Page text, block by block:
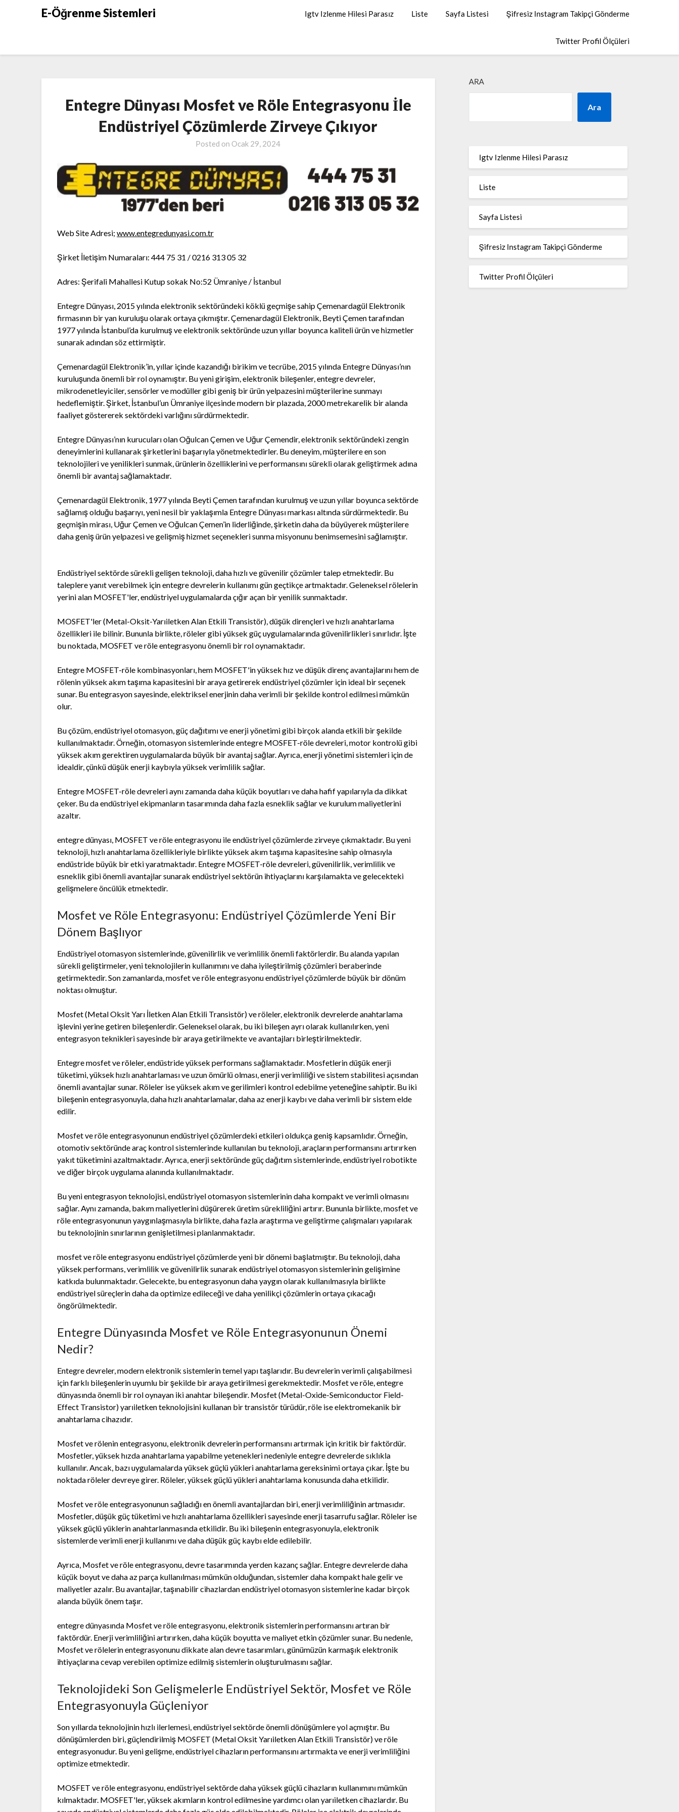
E-Öğrenme Sistemleri Igtv Izlenme Hilesi Parasız Liste Sayfa Listesi Şifresiz Instagram Takipçi Gönderme
Twitter Profil Ölçüleri
Entegre Dünyası Mosfet ve Röle Entegrasyonu İle
Endüstriyel Çözümlerde Zirveye Çıkıyor
Posted on Ocak 29, 2024
Web Site Adresi;www.entegredunyasi.com.tr
Şirket İletişim Numaraları: 444 75 31 / 0216 313 05 32
Adres: Şerifali Mahallesi Kutup sokak No:52 Ümraniye / İstanbul
Entegre Dünyası, 2015 yılında elektronik sektöründeki köklü geçmişe sahip Çemenardagül Elektronik
firmasının bir yan kuruluşu olarak ortaya çıkmıştır. Çemenardagül Elektronik, Beyti Çemen tarafından
1977 yılında İstanbul’da kurulmuş ve elektronik sektöründe uzun yıllar boyunca kaliteli ürün ve hizmetler
sunarak adından söz ettirmiştir.
Çemenardagül Elektronik’in, yıllar içinde kazandığı birikim ve tecrübe, 2015 yılında Entegre Dünyası’nın
kuruluşunda önemli bir rol oynamıştır. Bu yeni girişim, elektronik bileşenler, entegre devreler,
mikrodenetleyiciler, sensörler ve modüller gibi geniş bir ürün yelpazesini müşterilerine sunmayı
hedeflemiştir. Şirket, İstanbul’un Ümraniye ilçesinde modern bir plazada, 2000 metrekarelik bir alanda
faaliyet göstererek sektördeki varlığını sürdürmektedir.
Entegre Dünyası’nın kurucuları olan Oğulcan Çemen ve Uğur Çemendir, elektronik sektöründeki zengin
deneyimlerini kullanarak şirketlerini başarıyla yönetmektedirler. Bu deneyim, müşterilere en son
teknolojileri ve yenilikleri sunmak, ürünlerin özelliklerini ve performansını sürekli olarak geliştirmek adına
önemli bir avantaj sağlamaktadır.
Çemenardagül Elektronik, 1977 yılında Beyti Çemen tarafından kurulmuş ve uzun yıllar boyunca sektörde
sağlamış olduğu başarıyı, yeni nesil bir yaklaşımla Entegre Dünyası markası altında sürdürmektedir. Bu
geçmişin mirası, Uğur Çemen ve Oğulcan Çemen’in liderliğinde, şirketin daha da büyüyerek müşterilere
daha geniş ürün yelpazesi ve gelişmiş hizmet seçenekleri sunma misyonunu benimsemesini sağlamıştır.
Endüstriyel sektörde sürekli gelişen teknoloji, daha hızlı ve güvenilir çözümler talep etmektedir. Bu
taleplere yanıt verebilmek için entegre devrelerin kullanımı gün geçtikçe artmaktadır. Geleneksel rölelerin
yerini alan MOSFET'ler, endüstriyel uygulamalarda çığır açan bir yenilik sunmaktadır.
MOSFET'ler (Metal-Oksit-Yarıiletken Alan Etkili Transistör), düşük dirençleri ve hızlı anahtarlama
özellikleri ile bilinir. Bununla birlikte, röleler gibi yüksek güç uygulamalarında güvenilirlikleri sınırlıdır. İşte
bu noktada, MOSFET ve röle entegrasyonu önemli bir rol oynamaktadır.
Entegre MOSFET-röle kombinasyonları, hem MOSFET'in yüksek hız ve düşük direnç avantajlarını hem de
rölenin yüksek akım taşıma kapasitesini bir araya getirerek endüstriyel çözümler için ideal bir seçenek
sunar. Bu entegrasyon sayesinde, elektriksel enerjinin daha verimli bir şekilde kontrol edilmesi mümkün
olur.
Bu çözüm, endüstriyel otomasyon, güç dağıtımı ve enerji yönetimi gibi birçok alanda etkili bir şekilde
kullanılmaktadır. Örneğin, otomasyon sistemlerinde entegre MOSFET-röle devreleri, motor kontrolü gibi
yüksek akım gerektiren uygulamalarda büyük bir avantaj sağlar. Ayrıca, enerji yönetimi sistemleri için de
idealdir, çünkü düşük enerji kaybıyla yüksek verimlilik sağlar.
Entegre MOSFET-röle devreleri aynı zamanda daha küçük boyutları ve daha hafif yapılarıyla da dikkat
çeker. Bu da endüstriyel ekipmanların tasarımında daha fazla esneklik sağlar ve kurulum maliyetlerini
azaltır.
entegre dünyası, MOSFET ve röle entegrasyonu ile endüstriyel çözümlerde zirveye çıkmaktadır. Bu yeni
teknoloji, hızlı anahtarlama özellikleriyle birlikte yüksek akım taşıma kapasitesine sahip olmasıyla
endüstride büyük bir etki yaratmaktadır. Entegre MOSFET-röle devreleri, güvenilirlik, verimlilik ve
esneklik gibi önemli avantajlar sunarak endüstriyel sektörün ihtiyaçlarını karşılamakta ve gelecekteki
gelişmelere öncülük etmektedir.
Mosfet ve Röle Entegrasyonu: Endüstriyel Çözümlerde Yeni Bir
Dönem Başlıyor
Endüstriyel otomasyon sistemlerinde, güvenilirlik ve verimlilik önemli faktörlerdir. Bu alanda yapılan
sürekli geliştirmeler, yeni teknolojilerin kullanımını ve daha iyileştirilmiş çözümleri beraberinde
getirmektedir. Son zamanlarda, mosfet ve röle entegrasyonu endüstriyel çözümlerde büyük bir dönüm
noktası olmuştur.
Mosfet (Metal Oksit Yarı İletken Alan Etkili Transistör) ve röleler, elektronik devrelerde anahtarlama
işlevini yerine getiren bileşenlerdir. Geleneksel olarak, bu iki bileşen ayrı olarak kullanılırken, yeni
entegrasyon teknikleri sayesinde bir araya getirilmekte ve avantajları birleştirilmektedir.
Entegre mosfet ve röleler, endüstride yüksek performans sağlamaktadır. Mosfetlerin düşük enerji
tüketimi, yüksek hızlı anahtarlaması ve uzun ömürlü olması, enerji verimliliği ve sistem stabilitesi açısından
önemli avantajlar sunar. Röleler ise yüksek akım ve gerilimleri kontrol edebilme yeteneğine sahiptir. Bu iki
bileşenin entegrasyonuyla, daha hızlı anahtarlamalar, daha az enerji kaybı ve daha verimli bir sistem elde
edilir.
Mosfet ve röle entegrasyonunun endüstriyel çözümlerdeki etkileri oldukça geniş kapsamlıdır. Örneğin,
otomotiv sektöründe araç kontrol sistemlerinde kullanılan bu teknoloji, araçların performansını artırırken
yakıt tüketimini azaltmaktadır. Ayrıca, enerji sektöründe güç dağıtım sistemlerinde, endüstriyel robotikte
ve diğer birçok uygulama alanında kullanılmaktadır.
Bu yeni entegrasyon teknolojisi, endüstriyel otomasyon sistemlerinin daha kompakt ve verimli olmasını
sağlar. Aynı zamanda, bakım maliyetlerini düşürerek üretim sürekliliğini artırır. Bununla birlikte, mosfet ve
röle entegrasyonunun yaygınlaşmasıyla birlikte, daha fazla araştırma ve geliştirme çalışmaları yapılarak
bu teknolojinin sınırlarının genişletilmesi planlanmaktadır.
mosfet ve röle entegrasyonu endüstriyel çözümlerde yeni bir dönemi başlatmıştır. Bu teknoloji, daha
yüksek performans, verimlilik ve güvenilirlik sunarak endüstriyel otomasyon sistemlerinin gelişimine
katkıda bulunmaktadır. Gelecekte, bu entegrasyonun daha yaygın olarak kullanılmasıyla birlikte
endüstriyel süreçlerin daha da optimize edileceği ve daha yenilikçi çözümlerin ortaya çıkacağı
öngörülmektedir.
Entegre Dünyasında Mosfet ve Röle Entegrasyonunun Önemi
Nedir?
Entegre devreler, modern elektronik sistemlerin temel yapı taşlarıdır. Bu devrelerin verimli çalışabilmesi
için farklı bileşenlerin uyumlu bir şekilde bir araya getirilmesi gerekmektedir. Mosfet ve röle, entegre
dünyasında önemli bir rol oynayan iki anahtar bileşendir. Mosfet (Metal-Oxide-Semiconductor Field-
Effect Transistor) yarıiletken teknolojisini kullanan bir transistör türüdür, röle ise elektromekanik bir
anahtarlama cihazıdır.
Mosfet ve rölenin entegrasyonu, elektronik devrelerin performansını artırmak için kritik bir faktördür.
Mosfetler, yüksek hızda anahtarlama yapabilme yetenekleri nedeniyle entegre devrelerde sıklıkla
kullanılır. Ancak, bazı uygulamalarda yüksek güçlü yükleri anahtarlama gereksinimi ortaya çıkar. İşte bu
noktada röleler devreye girer. Röleler, yüksek güçlü yükleri anahtarlama konusunda daha etkilidir.
Mosfet ve röle entegrasyonunun sağladığı en önemli avantajlardan biri, enerji verimliliğinin artmasıdır.
Mosfetler, düşük güç tüketimi ve hızlı anahtarlama özellikleri sayesinde enerji tasarrufu sağlar. Röleler ise
yüksek güçlü yüklerin anahtarlanmasında etkilidir. Bu iki bileşenin entegrasyonuyla, elektronik
sistemlerde verimli enerji kullanımı ve daha düşük güç kaybı elde edilebilir.
Ayrıca, Mosfet ve röle entegrasyonu, devre tasarımında yerden kazanç sağlar. Entegre devrelerde daha
küçük boyut ve daha az parça kullanılması mümkün olduğundan, sistemler daha kompakt hale gelir ve
maliyetler azalır. Bu avantajlar, taşınabilir cihazlardan endüstriyel otomasyon sistemlerine kadar birçok
alanda büyük önem taşır.
entegre dünyasında Mosfet ve röle entegrasyonu, elektronik sistemlerin performansını artıran bir
faktördür. Enerji verimliliğini artırırken, daha küçük boyutta ve maliyet etkin çözümler sunar. Bu nedenle,
Mosfet ve rölelerin entegrasyonunu dikkate alan devre tasarımları, günümüzün karmaşık elektronik
ihtiyaçlarına cevap verebilen optimize edilmiş sistemlerin oluşturulmasını sağlar.
Teknolojideki Son Gelişmelerle Endüstriyel Sektör, Mosfet ve Röle
Entegrasyonuyla Güçleniyor
Son yıllarda teknolojinin hızlı ilerlemesi, endüstriyel sektörde önemli dönüşümlere yol açmıştır. Bu
dönüşümlerden biri, güçlendirilmiş MOSFET (Metal Oksit Yarıiletken Alan Etkili Transistör) ve röle
entegrasyonudur. Bu yeni gelişme, endüstriyel cihazların performansını artırmakta ve enerji verimliliğini
optimize etmektedir.
MOSFET ve röle entegrasyonu, endüstriyel sektörde daha yüksek güçlü cihazların kullanımını mümkün
kılmaktadır. MOSFET'ler, yüksek akımların kontrol edilmesine yardımcı olan yarıiletken cihazlardır. Bu
ARA
Ara
Igtv Izlenme Hilesi Parasız
Liste
Sayfa Listesi
Şifresiz Instagram Takipçi Gönderme
Twitter Profil Ölçüleri